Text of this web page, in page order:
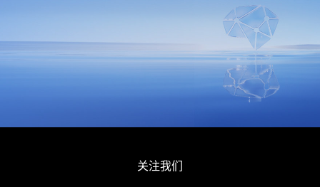
关注我们